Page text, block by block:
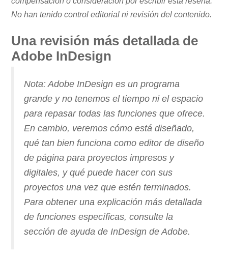
No han tenido control editorial ni revisión del contenido.
Una revisión más detallada de
Adobe InDesign
Nota: Adobe InDesign es un programa
grande y no tenemos el tiempo ni el espacio
para repasar todas las funciones que ofrece.
En cambio, veremos cómo está diseñado,
qué tan bien funciona como editor de diseño
de página para proyectos impresos y
digitales, y qué puede hacer con sus
proyectos una vez que estén terminados.
Para obtener una explicación más detallada
de funciones específicas, consulte la
sección de ayuda de InDesign de Adobe.